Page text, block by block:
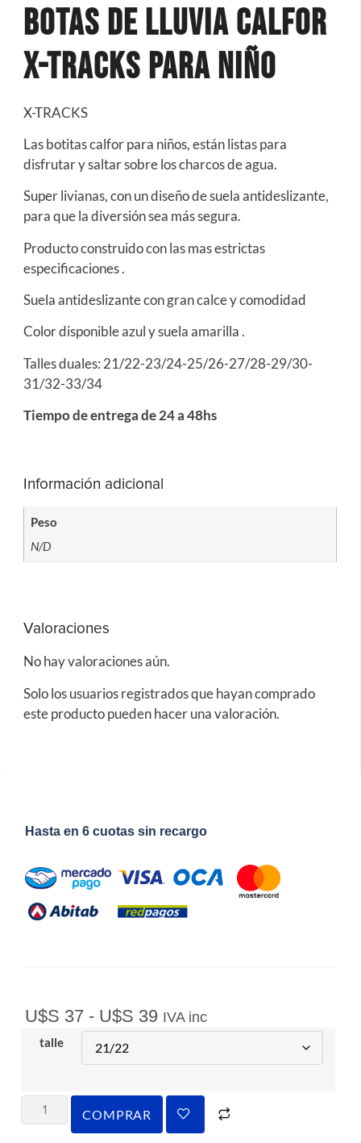
Botas De Lluvia Calfor
X-Tracks Para Niño
X-TRACKS
Las botitas calfor para niños, están listas para
disfrutar y saltar sobre los charcos de agua.
Super livianas, con un diseño de suela antideslizante,
para que la diversión sea más segura.
Producto construido con las mas estrictas
especificaciones .
Suela antideslizante con gran calce y comodidad
Color disponible azul y suela amarilla .
Talles duales: 21/22-23/24-25/26-27/28-29/30-
31/32-33/34
Tiempo de entrega de 24 a 48hs
Información adicional
Peso
N/D
Valoraciones
No hay valoraciones aún.
Solo los usuarios registrados que hayan comprado
este producto pueden hacer una valoración.
Hasta en 6 cuotas sin recargo
U$S 37 - U$S 39 IVA inc
talle
COMPRAR